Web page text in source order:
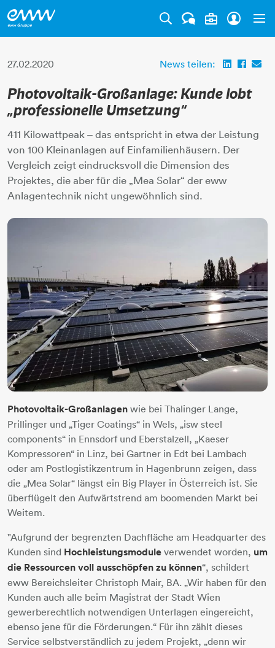
27.02.2020 News teilen:
Photovoltaik-Großanlage: Kunde lobt
„professionelle Umsetzung“
411 Kilowattpeak – das entspricht in etwa der Leistung
von 100 Kleinanlagen auf Einfamilienhäusern. Der
Vergleich zeigt eindrucksvoll die Dimension des
Projektes, die aber für die „Mea Solar“ der eww
Anlagentechnik nicht ungewöhnlich sind.
Photovoltaik-Großanlagen wie bei Thalinger Lange,
Prillinger und „Tiger Coatings“ in Wels, „isw steel
components“ in Ennsdorf und Eberstalzell, „Kaeser
Kompressoren“ in Linz, bei Gartner in Edt bei Lambach
oder am Postlogistikzentrum in Hagenbrunn zeigen, dass
die „Mea Solar“ längst ein Big Player in Österreich ist. Sie
überflügelt den Aufwärtstrend am boomenden Markt bei
Weitem.
"Aufgrund der begrenzten Dachfläche am Headquarter des
Kunden sind Hochleistungsmodule verwendet worden, um
die Ressourcen voll ausschöpfen zu können“, schildert
eww Bereichsleiter Christoph Mair, BA. „Wir haben für den
Kunden auch alle beim Magistrat der Stadt Wien
gewerberechtlich notwendigen Unterlagen eingereicht,
ebenso jene für die Förderungen.“ Für ihn zählt dieses
Service selbstverständlich zu jedem Projekt, „denn wir